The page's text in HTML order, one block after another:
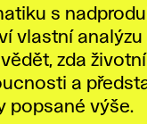
s
vlastní analýzu
zda
a
popsané výše.